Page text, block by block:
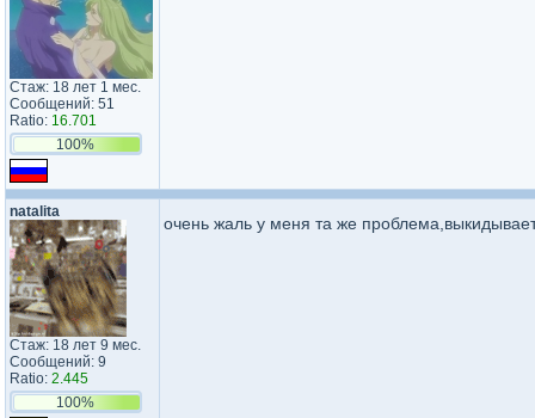
Стаж: 18 лет 1 мес.
Сообщений: 51
Ratio: 16.701
100%
natalita
Стаж: 18 лет 9 мес.
Сообщений: 9
Ratio: 2.445
100%
очень жаль у меня та же